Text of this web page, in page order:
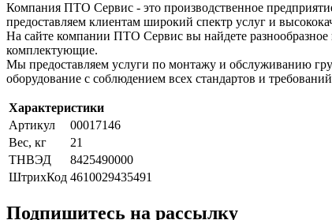
Компания ПТО Сервис - это производственное
предоставляем клиентам широкий спектр услуг и
На сайте компании ПТО Сервис вы найдете
комплектующие.
Мы предоставляем услуги по монтажу и обслуживанию
оборудование с соблюдением всех стандартов и
Характеристики
Артикул
00017146
Вес, кг
21
ТНВЭД
8425490000
ШтрихКод 4610029435491
Подпишитесь на рассылку